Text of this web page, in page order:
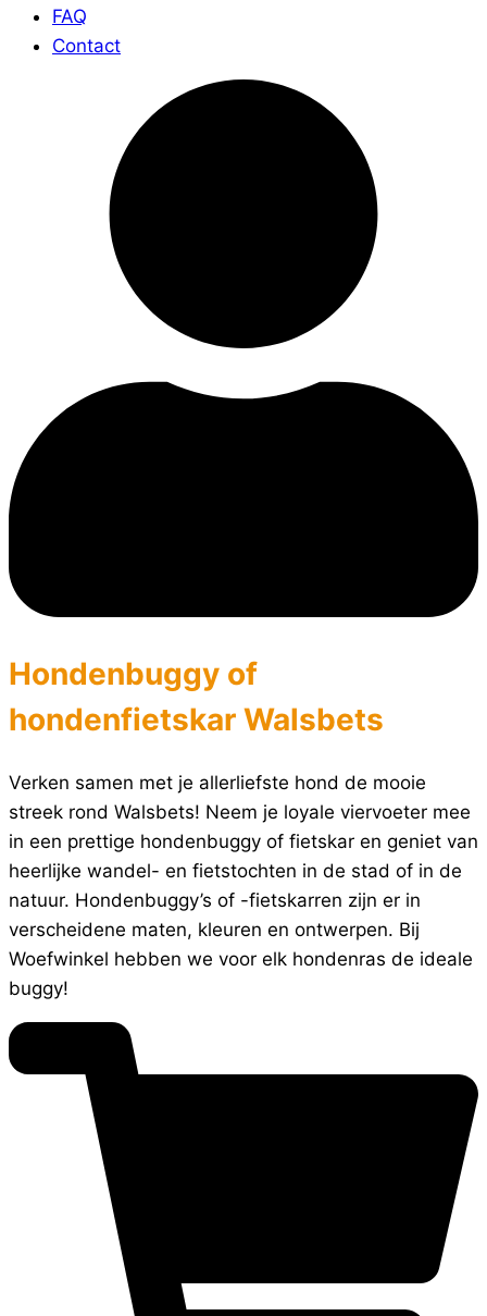
FAQ
Contact
Hondenbuggy of
hondenfietskar Walsbets
Verken samen met je allerliefste hond de mooie
streek rond Walsbets! Neem je loyale viervoeter mee
in een prettige hondenbuggy of fietskar en geniet van
heerlijke wandel- en fietstochten in de stad of in de
natuur. Hondenbuggy’s of -fietskarren zijn er in
verscheidene maten, kleuren en ontwerpen. Bij
Woefwinkel hebben we voor elk hondenras de ideale
buggy!